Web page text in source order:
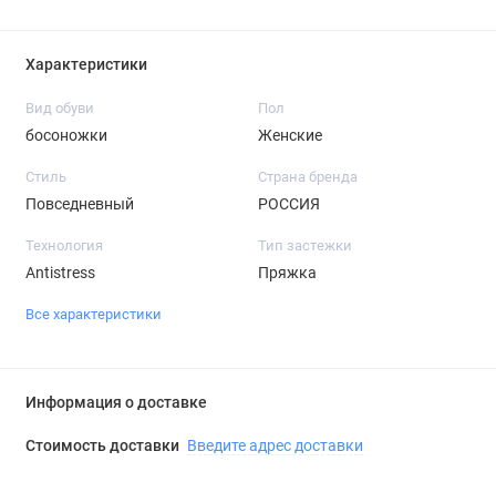
Характеристики
Вид обуви
босоножки
Пол
Женские
Стиль
Повседневный
Страна бренда
РОССИЯ
Технология
Antistress
Тип застежки
Пряжка
Все характеристики
Информация о доставке
Стоимость доставки Введите адрес доставки